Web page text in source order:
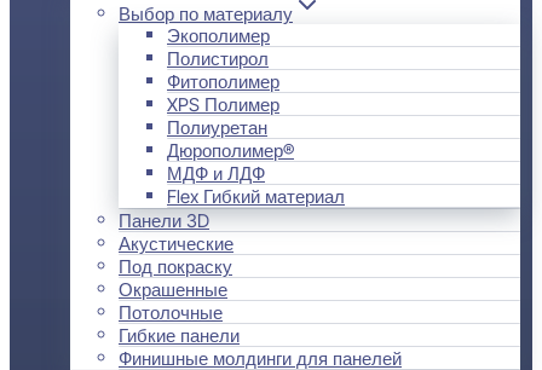
Выбор по материалу
Экополимер
Полистирол
Фитополимер
XPS Полимер
Полиуретан
Дюрополимер®
МДФ и ЛДФ
Flex Гибкий материал
Панели 3D
Акустические
Под покраску
Окрашенные
Потолочные
Гибкие панели
Финишные молдинги для панелей